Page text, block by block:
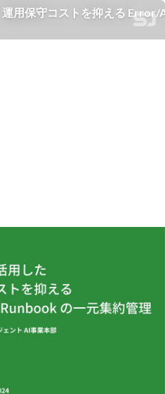
運用保守コストを抑える